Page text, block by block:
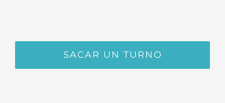
SACAR UN TURNO